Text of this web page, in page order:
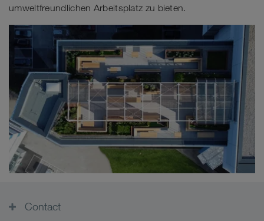
umweltfreundlichen Arbeitsplatz zu bieten.
Contact